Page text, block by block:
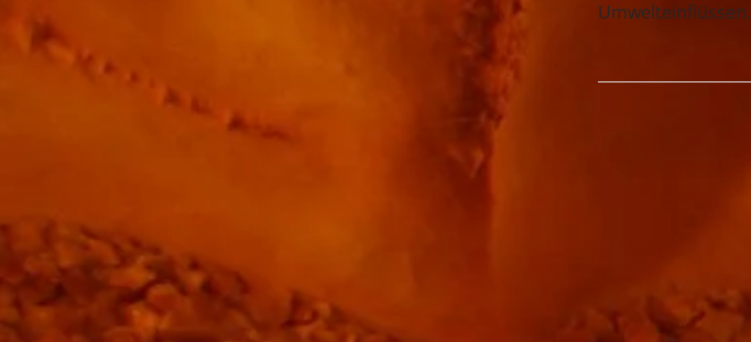
Umwelteinflüssen.